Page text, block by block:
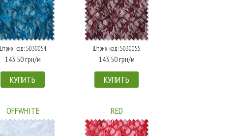
код: 5030054
143.50 грн/м
КУПИТЬ
Штрих-код: 5030055
143.50 грн/м
КУПИТЬ
OFFWHITE RED